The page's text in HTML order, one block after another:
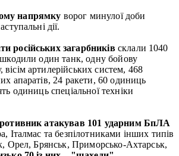
напрямку ворог минулої доби
дії.
російських загарбниківсклали 1040
один танк, одну бойову
артилерійських систем, 468
апаратів, 24 ракети, 60 одиниць
одиниць спеціальної техніки
атакував 101 ударним БпЛА
Італмас та безпілотниками інших типів
Орел, Брянськ, Приморсько-Ахтарськ,